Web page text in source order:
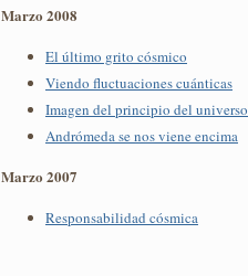
Marzo 2008
El último grito cósmico
Viendo fluctuaciones cuánticas
Imagen del principio del universo
Andrómeda se nos viene encima
Marzo 2007
Responsabilidad cósmica